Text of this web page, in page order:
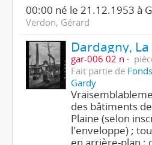
00:00 né le 21.12.1953 à
Verdon, Gérard
gar-006 02 n
Fait partie de
Gardy
des bâtiments
Plaine (selon
l'enveloppe) ;